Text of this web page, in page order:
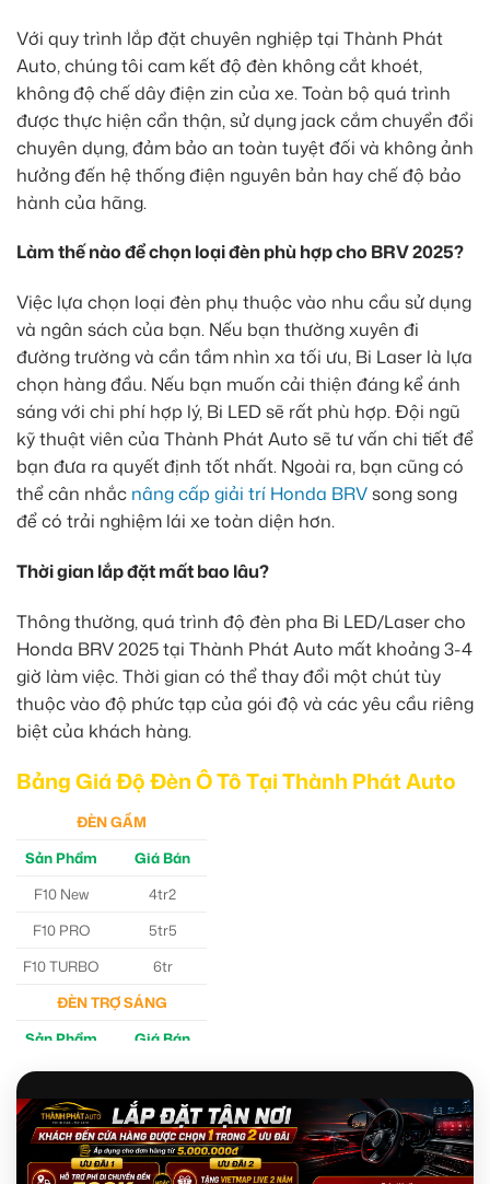
Với quy trình lắp đặt chuyên nghiệp tại Thành Phát
Auto, chúng tôi cam kết độ đèn không cắt khoét,
không độ chế dây điện zin của xe. Toàn bộ quá trình
được thực hiện cẩn thận, sử dụng jack cắm chuyển đổi
chuyên dụng, đảm bảo an toàn tuyệt đối và không ảnh
hưởng đến hệ thống điện nguyên bản hay chế độ bảo
hành của hãng.
Làm thế nào để chọn loại đèn phù hợp cho BRV 2025?
Việc lựa chọn loại đèn phụ thuộc vào nhu cầu sử dụng
và ngân sách của bạn. Nếu bạn thường xuyên đi
đường trường và cần tầm nhìn xa tối ưu, Bi Laser là lựa
chọn hàng đầu. Nếu bạn muốn cải thiện đáng kể ánh
sáng với chi phí hợp lý, Bi LED sẽ rất phù hợp. Đội ngũ
kỹ thuật viên của Thành Phát Auto sẽ tư vấn chi tiết để
bạn đưa ra quyết định tốt nhất. Ngoài ra, bạn cũng có
thể cân nhắc nâng cấp giải trí Honda BRVsong song
để có trải nghiệm lái xe toàn diện hơn.
Thời gian lắp đặt mất bao lâu?
Thông thường, quá trình độ đèn pha Bi LED/Laser cho
Honda BRV 2025 tại Thành Phát Auto mất khoảng 3-4
giờ làm việc. Thời gian có thể thay đổi một chút tùy
thuộc vào độ phức tạp của gói độ và các yêu cầu riêng
biệt của khách hàng.
Bảng Giá Độ Đèn Ô Tô Tại Thành Phát Auto
ĐÈN GẦM
Sản Phẩm
Giá Bán
F10 New
4tr2
F10 PRO
5tr5
F10 TURBO
6tr
ĐÈN TRỢ SÁNG
Sản Phẩm
Giá Bán
M30 Ultra
4tr5
Aozoom EX3
5tr